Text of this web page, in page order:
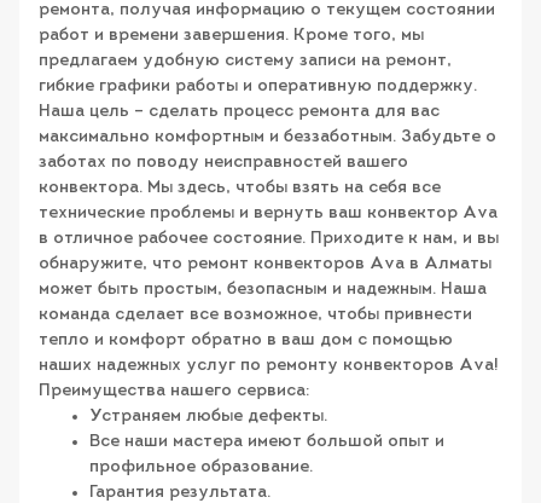
ремонта, получая информацию о текущем состоянии
работ и времени завершения. Кроме того, мы
предлагаем удобную систему записи на ремонт,
гибкие графики работы и оперативную поддержку.
Наша цель – сделать процесс ремонта для вас
максимально комфортным и беззаботным. Забудьте о
заботах по поводу неисправностей вашего
конвектора. Мы здесь, чтобы взять на себя все
технические проблемы и вернуть ваш конвектор Ava
в отличное рабочее состояние. Приходите к нам, и вы
обнаружите, что ремонт конвекторов Ava в Алматы
может быть простым, безопасным и надежным. Наша
команда сделает все возможное, чтобы привнести
тепло и комфорт обратно в ваш дом с помощью
наших надежных услуг по ремонту конвекторов Ava!
Преимущества нашего сервиса:
Устраняем любые дефекты.
Все наши мастера имеют большой опыт и
профильное образование.
Гарантия результата.